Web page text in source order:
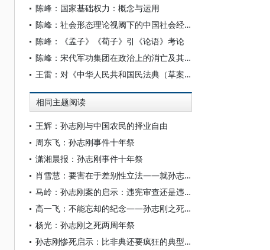
陈峰：国家基础权力：概念与运用
陈峰：社会形态理论视阈下的中国社会经济史研究
陈峰：《孟子》《荀子》引《论语》考论
陈峰：宋代军功集团在政治上的消亡及其影响
王雷：对《中华人民共和国民法典（草案）》的完善建议
相同主题阅读
王辉：孙志刚与中国农民的择业自由
周东飞：孙志刚事件十年祭
潇湘晨报：孙志刚事件十年祭
肖雪慧：要害在于差别性立法——就孙志刚之死谈收容制度和暂住证制度
马岭：孙志刚案的启示：违宪审查还是违法审查？
高一飞：不能忘却的纪念——孙志刚之死两周年祭
杨光：孙志刚之死两周年祭
孙志刚惨死启示：比非典还要疯狂的典型暴力